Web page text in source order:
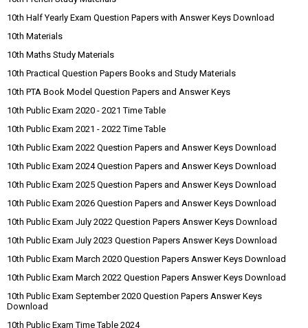
10th Half Yearly Exam Question Papers with Answer Keys Download
10th Materials
10th Maths Study Materials
10th Practical Question Papers Books and Study Materials
10th PTA Book Model Question Papers and Answer Keys
10th Public Exam 2020 - 2021 Time Table
10th Public Exam 2021 - 2022 Time Table
10th Public Exam 2022 Question Papers and Answer Keys Download
10th Public Exam 2024 Question Papers and Answer Keys Download
10th Public Exam 2025 Question Papers and Answer Keys Download
10th Public Exam 2026 Question Papers and Answer Keys Download
10th Public Exam July 2022 Question Papers Answer Keys Download
10th Public Exam July 2023 Question Papers Answer Keys Download
10th Public Exam March 2020 Question Papers Answer Keys Download
10th Public Exam March 2022 Question Papers Answer Keys Download
10th Public Exam September 2020 Question Papers Answer Keys
Download
10th Public Exam Time Table 2024